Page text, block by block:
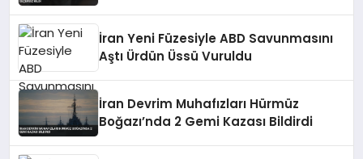
İran Yeni Füzesiyle ABD Savunmasını
Aştı Ürdün Üssü Vuruldu
İran Devrim Muhafızları Hürmüz
Boğazı’nda 2 Gemi Kazası Bildirdi